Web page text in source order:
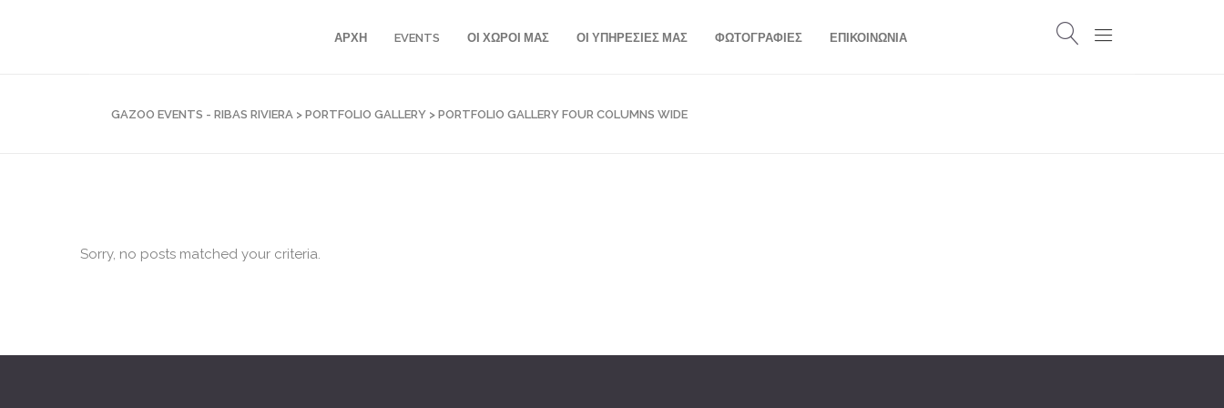
ΑΡΧΗ EVENTS ΟΙ ΧΩΡΟΙ ΜΑΣ ΟΙ ΥΠΗΡΕΣΙΕΣ ΜΑΣ ΦΩΤΟΓΡΑΦΙΕΣ ΕΠΙΚΟΙΝΩΝΙΑ
GAZOO EVENTS - RIBAS RIVIERA > PORTFOLIO GALLERY > PORTFOLIO GALLERY FOUR COLUMNS WIDE
Sorry, no posts matched your criteria.